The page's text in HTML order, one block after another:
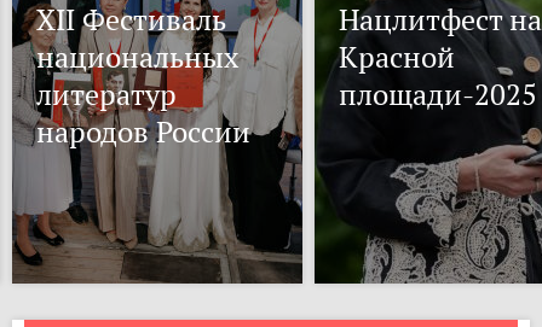
XII Фестиваль
национальных
литератур
народов России
Нацлитфест на
Красной
площади-2025